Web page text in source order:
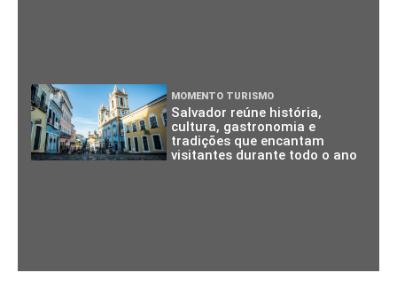
MOMENTO TURISMO
Salvador reúne história,
cultura, gastronomia e
tradições que encantam
visitantes durante todo o ano